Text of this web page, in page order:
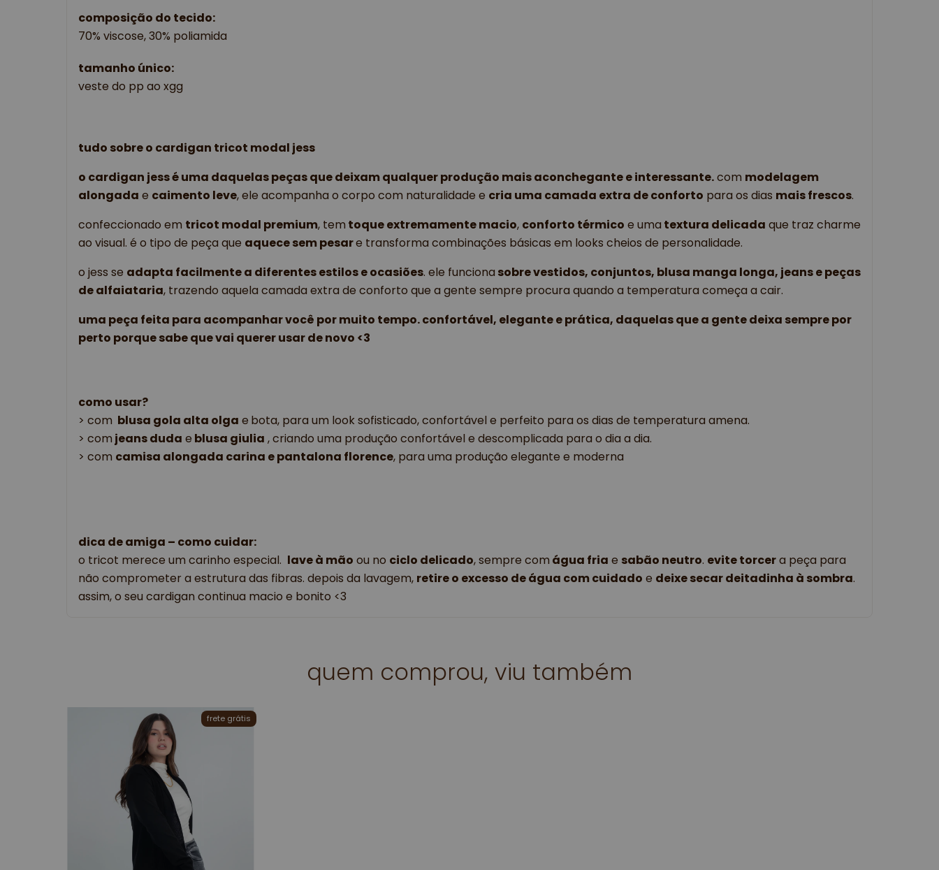
composição do tecido:
70% viscose, 30% poliamida
tamanho único:
veste do pp ao xgg
tudo sobre o cardigan tricot modal jess
o cardigan jess é uma daquelas peças que deixam qualquer produção mais aconchegante e interessante. com modelagem
alongada e caimento leve, ele acompanha o corpo com naturalidade e cria uma camada extra de conforto para os dias mais frescos.
confeccionado em tricot modal premium, tem toque extremamente macio, conforto térmico e uma textura delicada que traz charme
ao visual. é o tipo de peça que aquece sem pesar e transforma combinações básicas em looks cheios de personalidade.
o jess se adapta facilmente a diferentes estilos e ocasiões. ele funciona sobre vestidos, conjuntos, blusa manga longa, jeans e peças
de alfaiataria, trazendo aquela camada extra de conforto que a gente sempre procura quando a temperatura começa a cair.
uma peça feita para acompanhar você por muito tempo. confortável, elegante e prática, daquelas que a gente deixa sempre por
perto porque sabe que vai querer usar de novo <3
como usar?
> com blusa gola alta olga e bota, para um look sofisticado, confortável e perfeito para os dias de temperatura amena.
> com jeans duda e blusa giulia , criando uma produção confortável e descomplicada para o dia a dia.
> com camisa alongada carina e pantalona florence, para uma produção elegante e moderna
dica de amiga – como cuidar:
o tricot merece um carinho especial. lave à mão ou no ciclo delicado, sempre com água fria e sabão neutro. evite torcer a peça para
não comprometer a estrutura das fibras. depois da lavagem, retire o excesso de água com cuidado e deixe secar deitadinha à sombra.
assim, o seu cardigan continua macio e bonito <3
quem comprou, viu também
frete grátis